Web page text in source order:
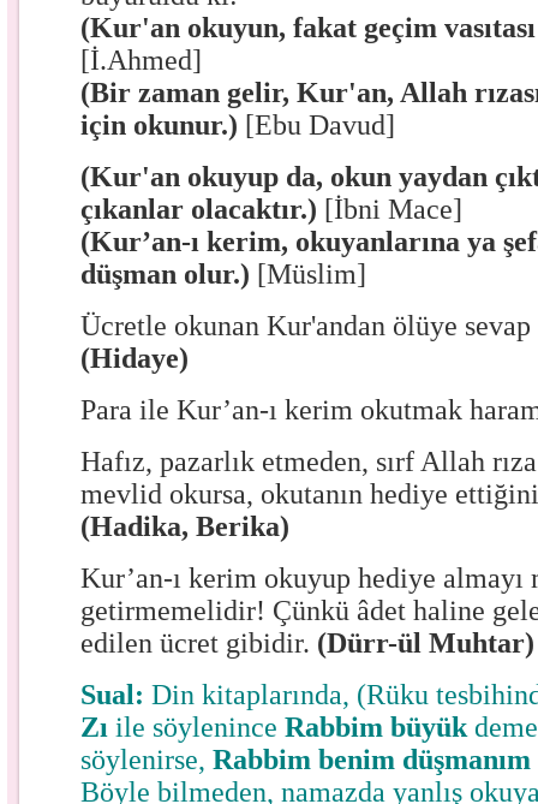
(Kur'an okuyun, fakat geçim
[İ.Ahmed]
(Bir zaman gelir, Kur'an, Allah
için okunur.) [Ebu Davud]
(Kur'an okuyup da, okun yaydan
çıkanlar olacaktır.) [İbni Mace]
(Kur’an-ı kerim, okuyanlarına ya
düşman olur.) [Müslim]
Ücretle okunan Kur'andan ölüye sevap
(Hidaye)
Para ile Kur’an-ı kerim okutmak
Hafız, pazarlık etmeden, sırf Allah
mevlid okursa, okutanın hediye
(Hadika, Berika)
Kur’an-ı kerim okuyup hediye almayı
getirmemelidir! Çünkü âdet haline
edilen ücret gibidir. (Dürr-ül Muhtar)
Sual: Din kitaplarında, (Rüku
Zıile söylenince Rabbim büyük
söylenirse,Rabbim benim düşmanım
Böyle bilmeden, namazda yanlış